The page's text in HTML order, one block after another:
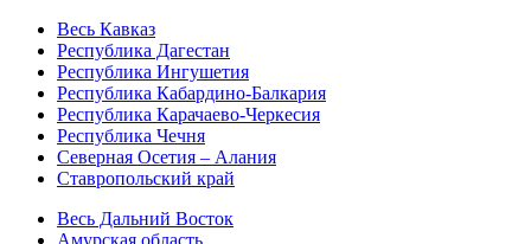
Весь Кавказ
Республика Дагестан
Республика Ингушетия
Республика Кабардино-Балкария
Республика Карачаево-Черкесия
Республика Чечня
Северная Осетия – Алания
Ставропольский край
Весь Дальний Восток
Амурская область